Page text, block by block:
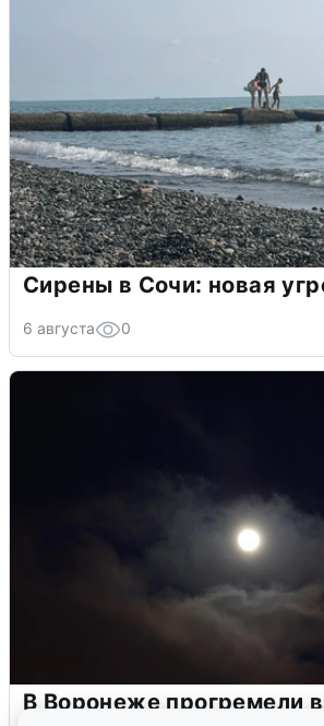
Сирены в Сочи: новая
6 августа 0
В Воронеже прогремели